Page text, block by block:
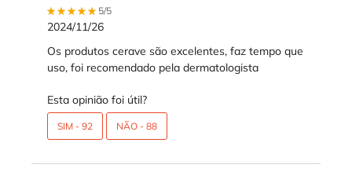
5 out of 5 stars.
5/5
2024/11/26
Os produtos cerave são excelentes, faz tempo que
uso, foi recomendado pela dermatologista
Esta opinião foi útil?
SIM - 92 NÃO - 88